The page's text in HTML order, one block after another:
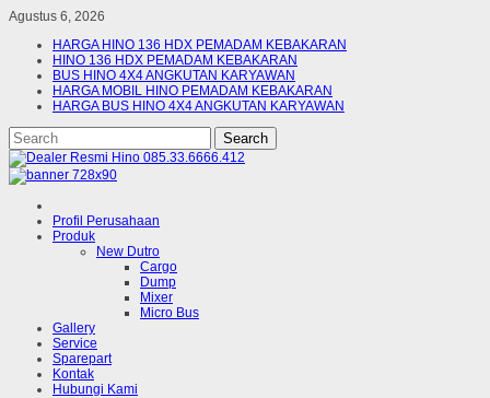
Agustus 6, 2026
HARGA HINO 136 HDX PEMADAM KEBAKARAN
HINO 136 HDX PEMADAM KEBAKARAN
BUS HINO 4X4 ANGKUTAN KARYAWAN
HARGA MOBIL HINO PEMADAM KEBAKARAN
HARGA BUS HINO 4X4 ANGKUTAN KARYAWAN
Profil Perusahaan
Produk
New Dutro
Cargo
Dump
Mixer
Micro Bus
Gallery
Service
Sparepart
Kontak
Hubungi Kami